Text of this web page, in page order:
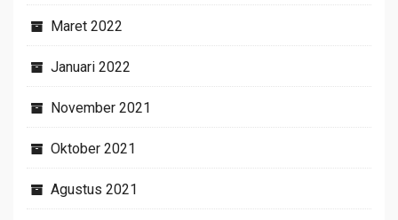
Maret 2022
Januari 2022
November 2021
Oktober 2021
Agustus 2021